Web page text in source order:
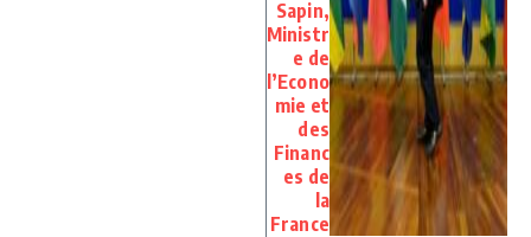
Sapin,
Ministr
e de
l’Econo
mie et
des
Financ
es de
la
France